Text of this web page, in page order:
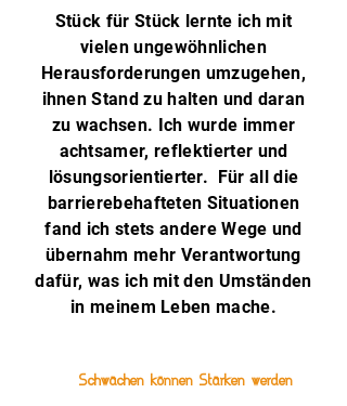
Stück für Stück lernte ich mit
vielen ungewöhnlichen
Herausforderungen umzugehen,
ihnen Stand zu halten und daran
zu wachsen. Ich wurde immer
achtsamer, reflektierter und
lösungsorientierter. Für all die
barrierebehafteten Situationen
fand ich stets andere Wege und
übernahm mehr Verantwortung
dafür, was ich mit den Umständen
in meinem Leben mache.
Schwächen können Stärken werden